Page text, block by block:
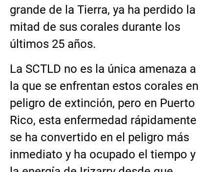
grande de la Tierra, ya ha perdido la
mitad de sus corales durante los
últimos 25 años.
La SCTLD no es la única amenaza a
la que se enfrentan estos corales en
peligro de extinción, pero en Puerto
Rico, esta enfermedad rápidamente
se ha convertido en el peligro más
inmediato y ha ocupado el tiempo y